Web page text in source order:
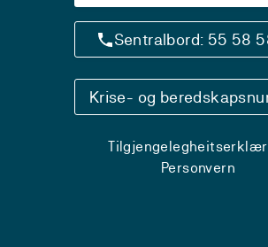
Sentralbord: 55 58
Krise- og
Personvern